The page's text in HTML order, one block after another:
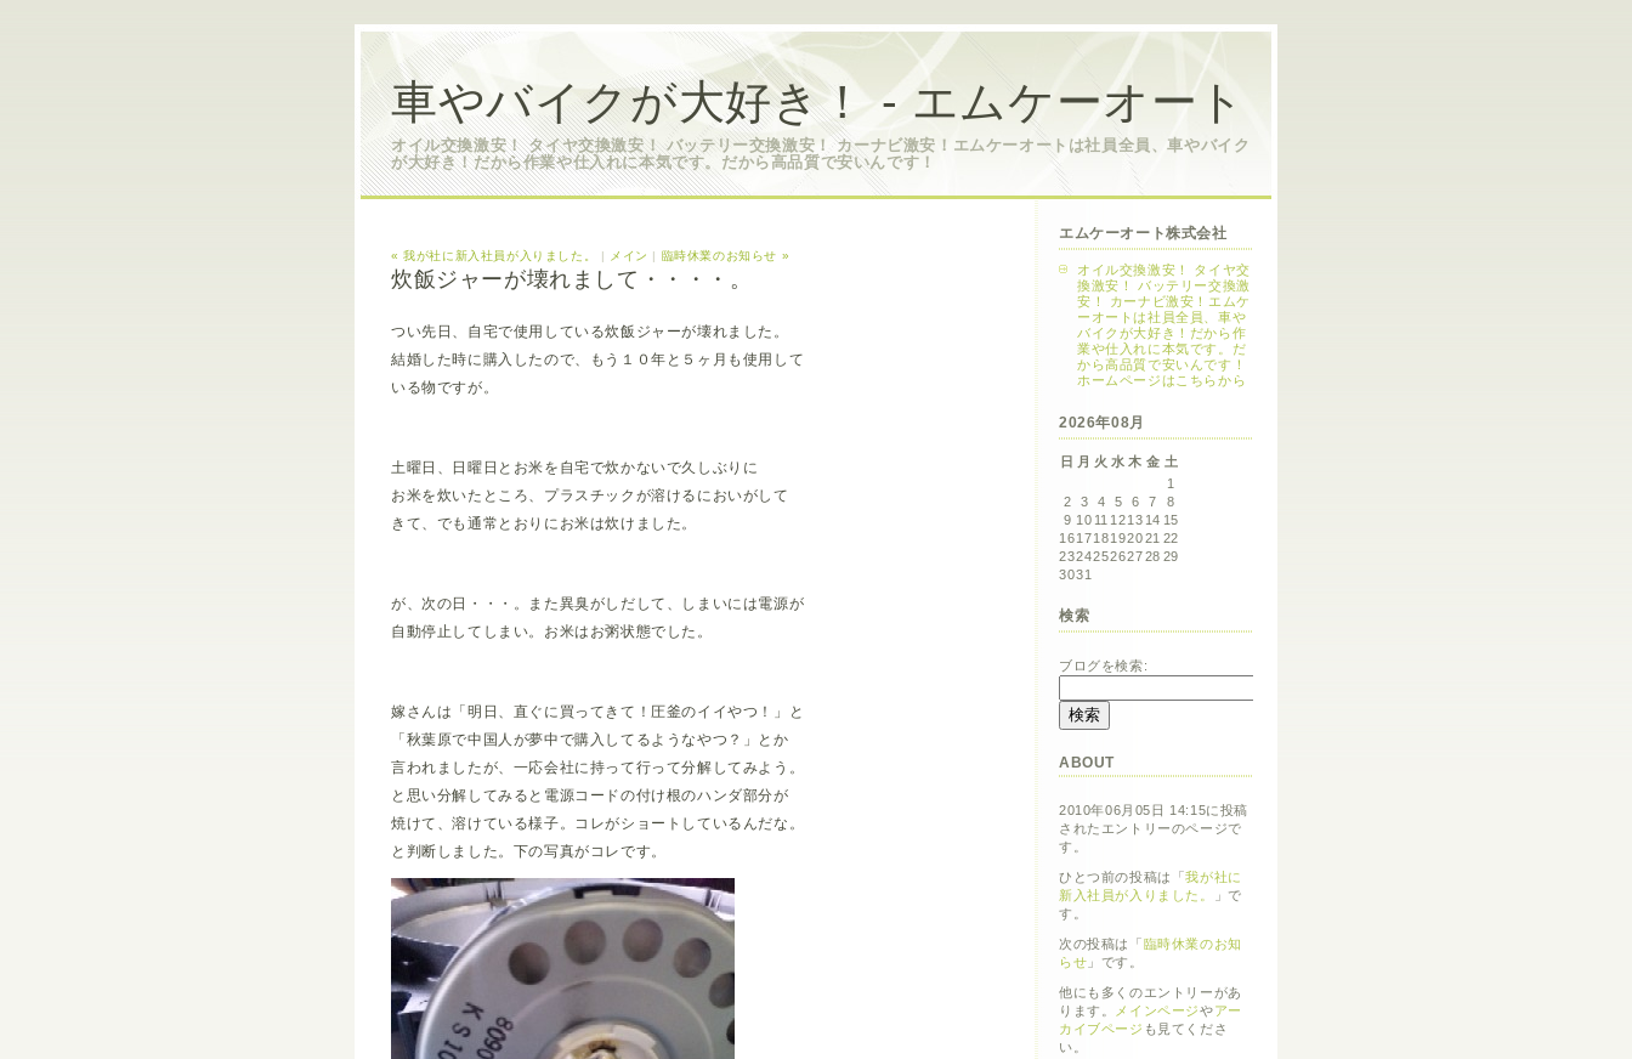
車やバイクが大好き！ - エムケーオート
オイル交換激安！ タイヤ交換激安！ バッテリー交換激安！ カーナビ激安！エムケーオートは社員全員、車やバイク
が大好き！だから作業や仕入れに本気です。だから高品質で安いんです！
« 我が社に新入社員が入りました。 | メイン | 臨時休業のお知らせ »
炊飯ジャーが壊れまして・・・・。
つい先日、自宅で使用している炊飯ジャーが壊れました。
結婚した時に購入したので、もう１０年と５ヶ月も使用して
いる物ですが。
土曜日、日曜日とお米を自宅で炊かないで久しぶりに
お米を炊いたところ、プラスチックが溶けるにおいがして
きて、でも通常とおりにお米は炊けました。
が、次の日・・・。また異臭がしだして、しまいには電源が
自動停止してしまい。お米はお粥状態でした。
嫁さんは「明日、直ぐに買ってきて！圧釜のイイやつ！」と
「秋葉原で中国人が夢中で購入してるようなやつ？」とか
言われましたが、一応会社に持って行って分解してみよう。
と思い分解してみると電源コードの付け根のハンダ部分が
焼けて、溶けている様子。コレがショートしているんだな。
と判断しました。下の写真がコレです。
エムケーオート株式会社
オイル交換激安！ タイヤ交
換激安！ バッテリー交換激
安！ カーナビ激安！エムケ
ーオートは社員全員、車や
バイクが大好き！だから作
業や仕入れに本気です。だ
から高品質で安いんです！
ホームページはこちらから
2026年08月
日 月 火 水 木 金 土
1
2
3 4 5 6 7
8
9 10 11 1213 14 15
161718192021 22
232425262728 29
3031
検索
ブログを検索:
ABOUT
2010年06月05日 14:15に投稿
されたエントリーのページで
す。
ひとつ前の投稿は「我が社に
新入社員が入りました。
」で
す。
次の投稿は「臨時休業のお知
らせ 」です。
他にも多くのエントリーがあ
ります。
メインページやアー
カイブページ も見てくださ
い。